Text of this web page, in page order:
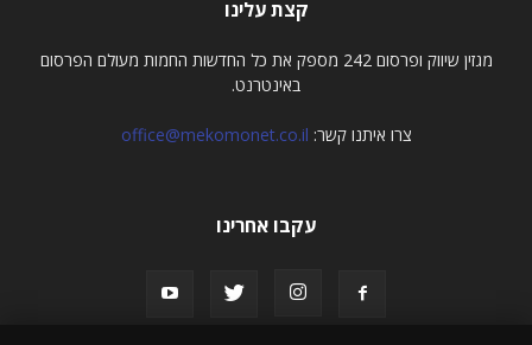
קצת עלינו
מגזין שיווק ופרסום 242 מספק את כל החדשות החמות מעולם הפרסום
באינטרנט.
צרו איתנו קשר: office@mekomonet.co.il
עקבו אחרינו